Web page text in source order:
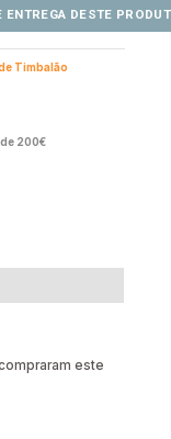
Timbalão
200€
este